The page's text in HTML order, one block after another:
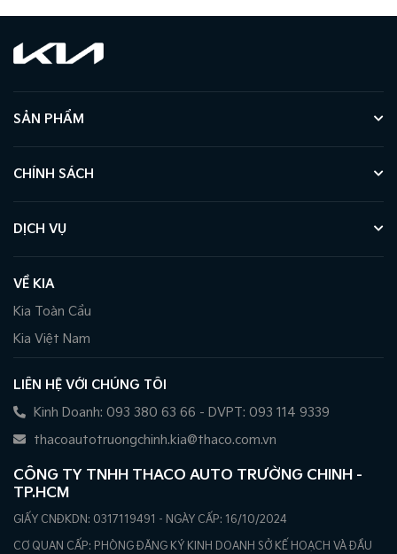
SẢN PHẨM
CHÍNH SÁCH
DỊCH VỤ
VỀ KIA
Kia Toàn Cầu
Kia Việt Nam
LIÊN HỆ VỚI CHÚNG TÔI
Kinh Doanh: 093 380 63 66 - DVPT: 093 114 9339
thacoautotruongchinh.kia@thaco.com.vn
CÔNG TY TNHH THACO AUTO TRƯỜNG CHINH -
TP.HCM
GIẤY CNĐKDN: 0317119491 - NGÀY CẤP: 16/10/2024
CƠ QUAN CẤP: PHÒNG ĐĂNG KÝ KINH DOANH SỞ KẾ HOẠCH VÀ ĐẦU